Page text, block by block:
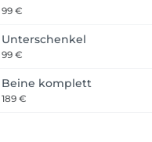
99 €
Unterschenkel
99 €
Beine komplett
189 €